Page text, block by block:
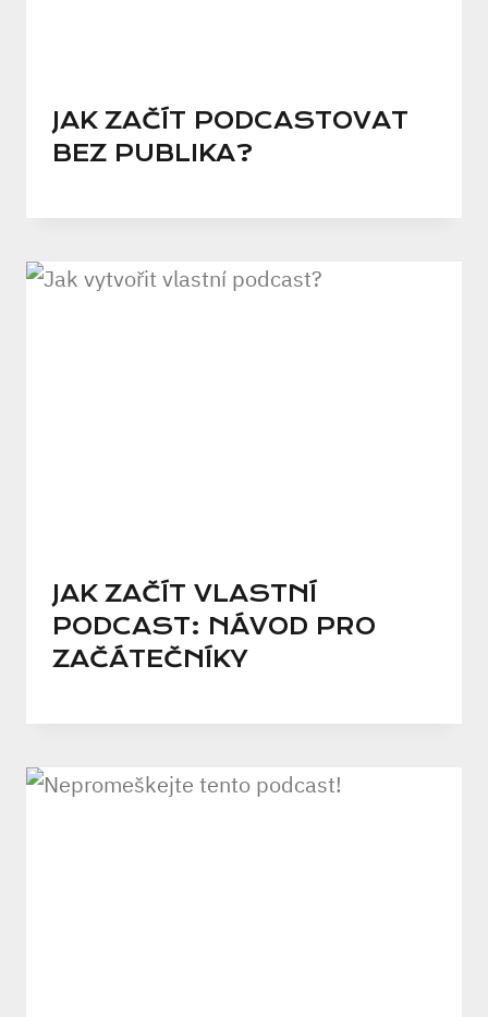
JAK ZAČÍT PODCASTOVAT
BEZ PUBLIKA?
JAK ZAČÍT VLASTNÍ
PODCAST: NÁVOD PRO
ZAČÁTEČNÍKY